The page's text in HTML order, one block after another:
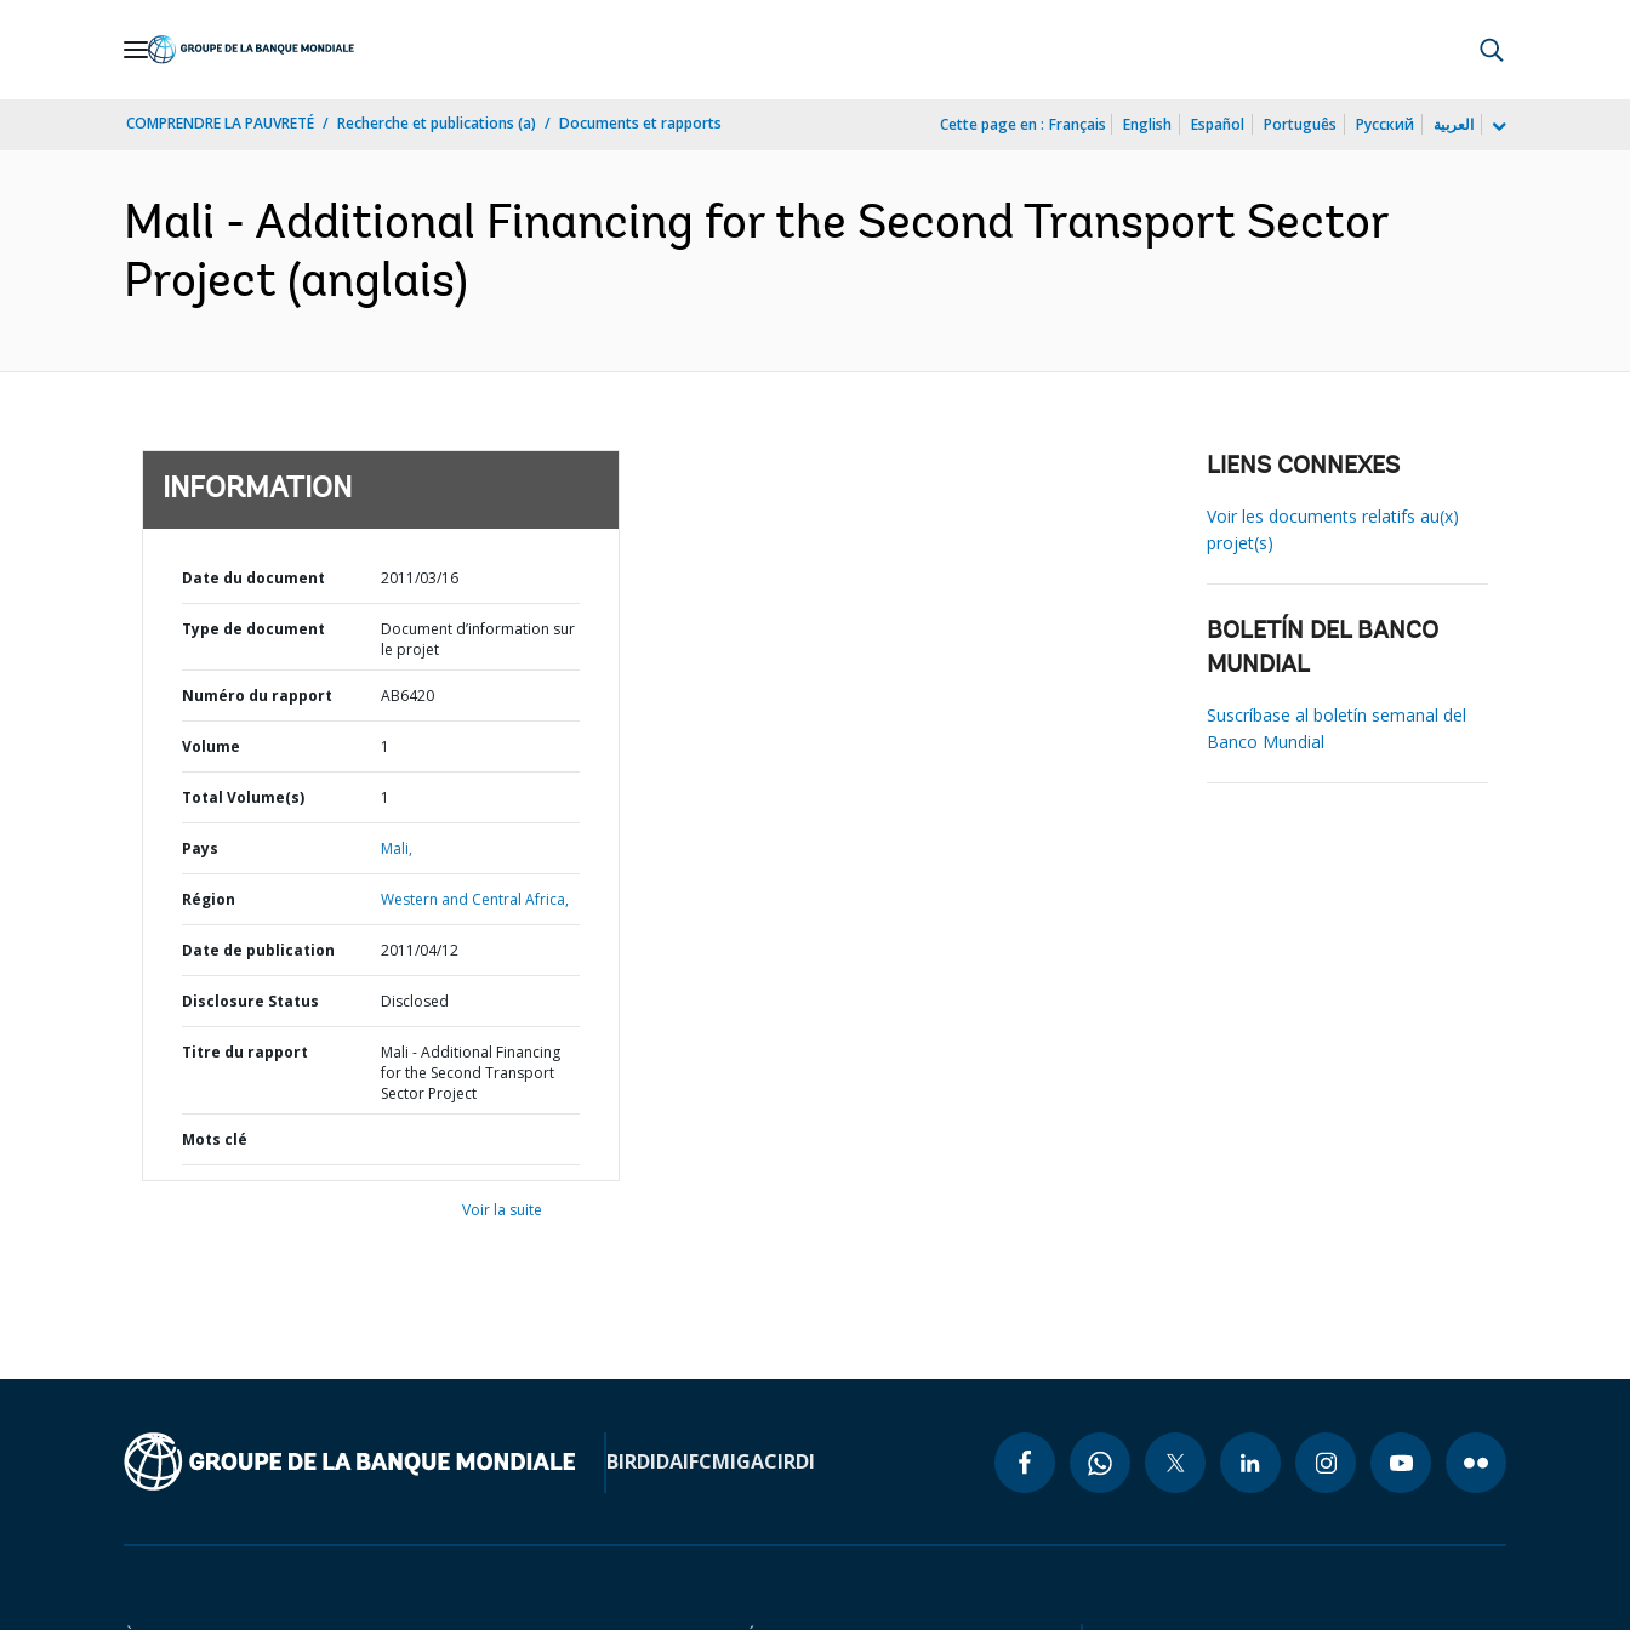
COMPRENDRE LA PAUVRETÉ Recherche et publications (a) Documents et rapports Cette page en : Français English Español Português Русский العربية
Mali - Additional Financing for the Second Transport Sector
Project (anglais)
INFORMATION
Date du document 2011/03/16
Type de document
Document d’information sur
le projet
Numéro du rapport AB6420
Volume 1
Total Volume(s) 1
Pays Mali,
Région Western and Central Africa,
Date de publication 2011/04/12
Disclosure Status Disclosed
Titre du rapport
Mali - Additional Financing
for the Second Transport
Sector Project
Mots clé
Voir la suite
LIENS CONNEXES
Voir les documents relatifs au(x)
projet(s)
BOLETÍN DEL BANCO
MUNDIAL
Suscríbase al boletín semanal del
Banco Mundial
BIRDIDAIFCMIGACIRDI